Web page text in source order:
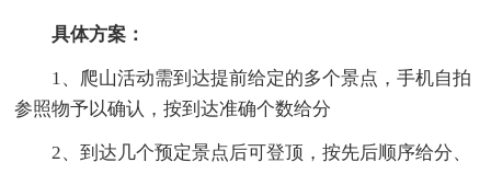
具体方案：
1、爬山活动需到达提前给定的多个景点，手机自拍
参照物予以确认，按到达准确个数给分
2、到达几个预定景点后可登顶，按先后顺序给分、